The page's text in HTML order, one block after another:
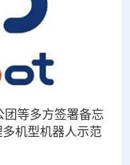
团等多方签署备忘
机型机器人示范